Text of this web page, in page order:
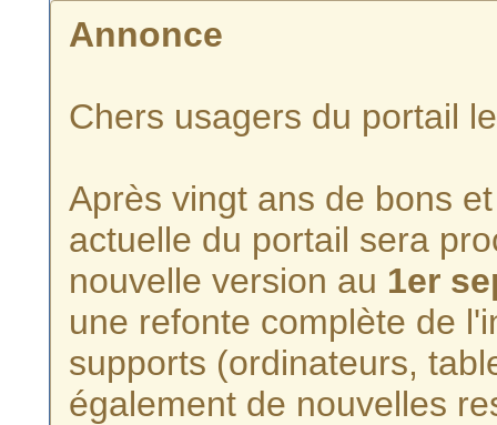
Annonce
Chers usagers du portail
Après vingt ans de bons
actuelle du portail sera
nouvelle version au 1er
une refonte complète de
supports (ordinateurs,
également de nouvelles